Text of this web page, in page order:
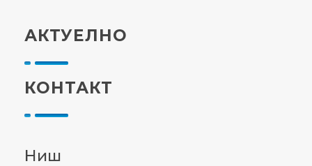
АКТУЕЛНО
КОНТАКТ
Ниш